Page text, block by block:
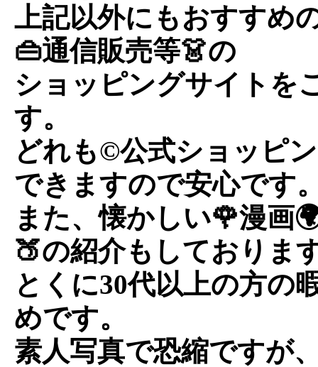
上記以外にもおすすめ
👜通信販売等👗の
ショッピングサイトを
す。
どれも©公式ショッピ
できますので安心です
また、懐かしい🌹漫画
🍑の紹介もしておりま
とくに30代以上の方の
めです。
素人写真で恐縮ですが